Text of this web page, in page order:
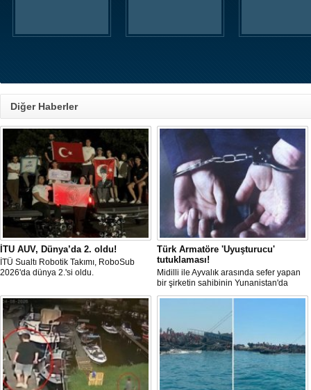
Diğer Haberler
İTU AUV, Dünya’da 2. oldu!
İTÜ Sualtı Robotik Takımı, RoboSub
2026'da dünya 2.'si oldu.
Türk Armatöre 'Uyuşturucu'
tutuklaması!
Midilli ile Ayvalık arasında sefer yapan
bir şirketin sahibinin Yunanistan'da
tutuklandığı bildirildi.